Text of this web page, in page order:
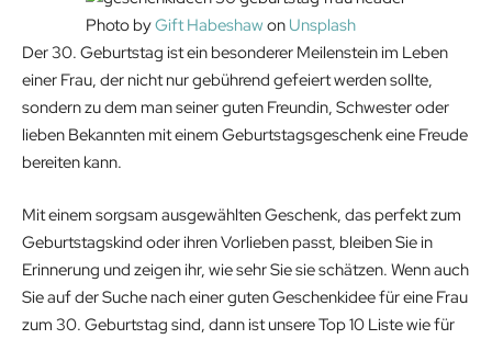
Photo byGift Habeshaw on Unsplash
Der 30. Geburtstag ist ein besonderer Meilenstein im Leben
einer Frau, der nicht nur gebührend gefeiert werden sollte,
sondern zu dem man seiner guten Freundin, Schwester oder
lieben Bekannten mit einem Geburtstagsgeschenk eine Freude
bereiten kann.
Mit einem sorgsam ausgewählten Geschenk, das perfekt zum
Geburtstagskind oder ihren Vorlieben passt, bleiben Sie in
Erinnerung und zeigen ihr, wie sehr Sie sie schätzen. Wenn auch
Sie auf der Suche nach einer guten Geschenkidee für eine Frau
zum 30. Geburtstag sind, dann ist unsere Top 10 Liste wie für